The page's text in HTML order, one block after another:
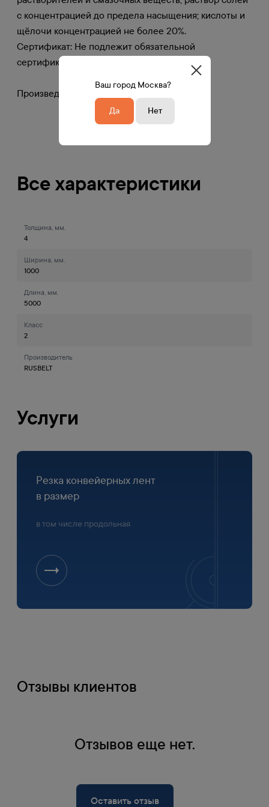
с концентрацией до предела насыщения; кислоты и
щёлочи концентрацией не более 20%.
Сертификат: Не подлежит обязательной
сертификации
Произведено в Китае
Все характеристики
Толщина, мм.
4
Ширина, мм.
1000
Длина, мм.
5000
Класс
2
Производитель
RUSBELT
Услуги
Резка конвейерных лент
в размер
в том числе продольная
Оплата по счету
Счет формируется при оформлении заказа
Отзывы клиентов
Отзывов еще нет.
Оставить отзыв
Ваш город Москва?
Да Нет